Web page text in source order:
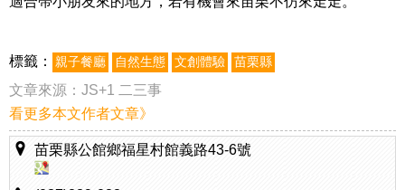
標籤： 親子餐廳 自然生態 文創體驗 苗栗縣
文章來源： JS+1 二三事
看更多本文作者文章》
苗栗縣公館鄉福星村館義路43-6號